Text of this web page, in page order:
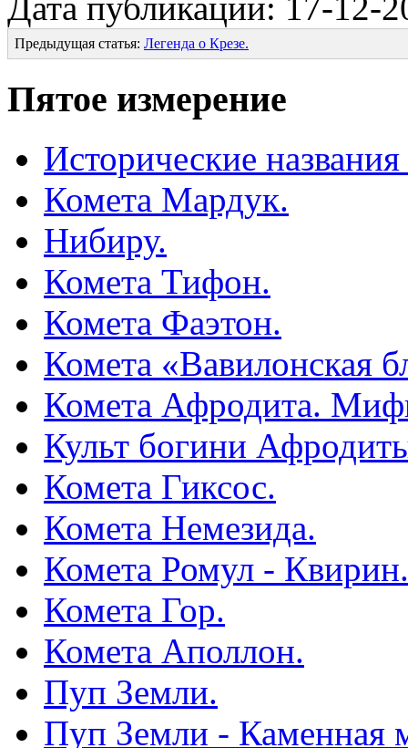
Предыдущая статья: Легенда о Крезе.
Пятое измерение
Исторические
Комета Мардук.
Нибиру.
Комета Тифон.
Комета Фаэтон.
Комета «Вавилонская
Комета Афродита.
Культ богини
Комета Гиксос.
Комета Немезида.
Комета Ромул - Квирин.
Комета Гор.
Комета Аполлон.
Пуп Земли.
Пуп Земли - Каменная